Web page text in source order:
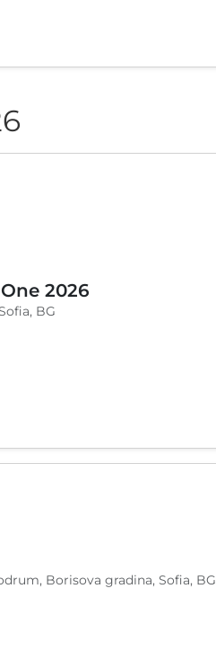
2026
BG
Borisova gradina, Sofia, BG